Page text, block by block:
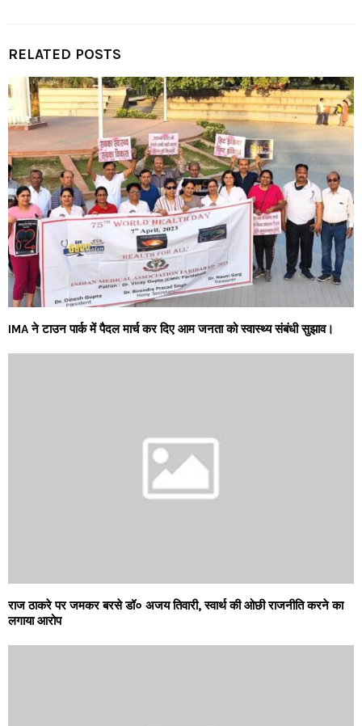
RELATED POSTS
IMA ने टाउन पार्क में पैदल मार्च कर दिए आम जनता को स्वास्थ्य संबंधी सुझाव।
राज ठाकरे पर जमकर बरसे डॉ० अजय तिवारी, स्वार्थ की ओछी राजनीति करने का
लगाया आरोप